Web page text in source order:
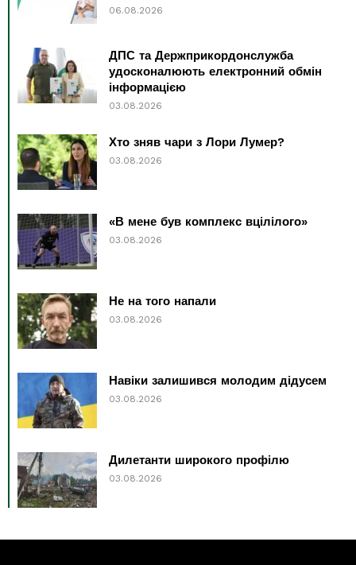
06.08.2026
ДПС та Держприкордонслужба
удосконалюють електронний обмін
інформацією
03.08.2026
Хто зняв чари з Лори Лумер?
03.08.2026
«В мене був комплекс вцілілого»
03.08.2026
Не на того напали
03.08.2026
Навіки залишився молодим дідусем
03.08.2026
Дилетанти широкого профілю
03.08.2026